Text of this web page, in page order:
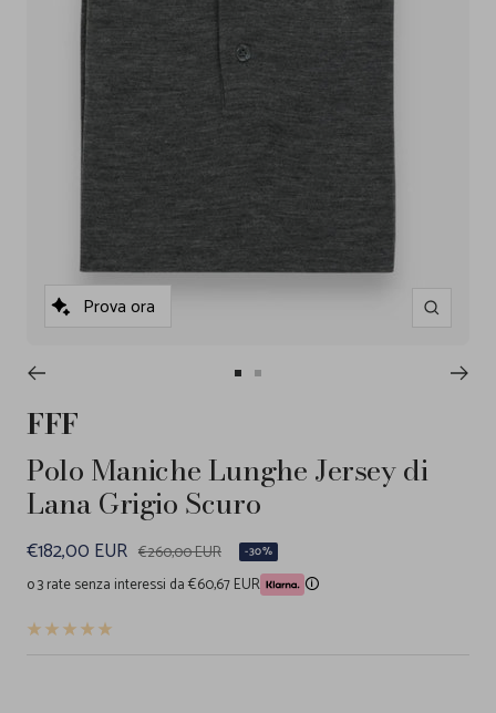
Ingrandisci
Prova ora
Vai Vai
FFF
Polo Maniche Lunghe Jersey di
Lana Grigio Scuro
Prezzo
di
€182,00 EUR Prezzo
regolare
€260,00 EUR -30%
o 3 rate senza interessi da €60,67 EUR 🛈